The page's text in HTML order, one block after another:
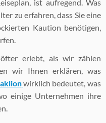
ist aufregend. Was
zu erfahren, dass Sie eine
Kaution benötigen,
erlebt, als wir zählen
wir Ihnen erklären, was
wirklich bedeutet, was
einige Unternehmen ihre